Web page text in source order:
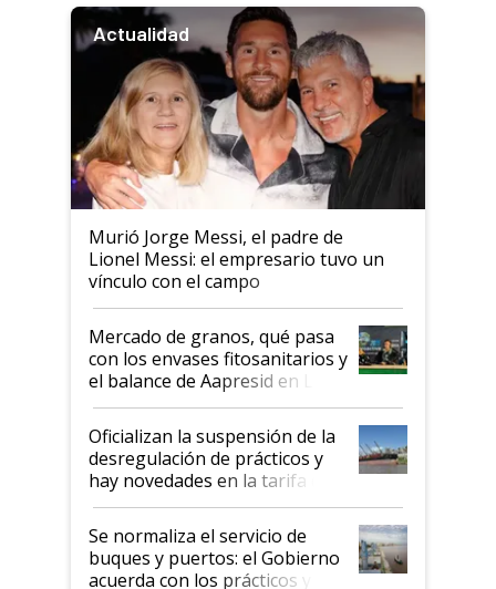
Actualidad
Murió Jorge Messi, el padre de
Lionel Messi: el empresario tuvo un
vínculo con el campo
Mercado de granos, qué pasa
con los envases fitosanitarios y
el balance de Aapresid en La
Posta
Oficializan la suspensión de la
desregulación de prácticos y
hay novedades en la tarifa de
la hidrovía
Se normaliza el servicio de
buques y puertos: el Gobierno
acuerda con los prácticos y